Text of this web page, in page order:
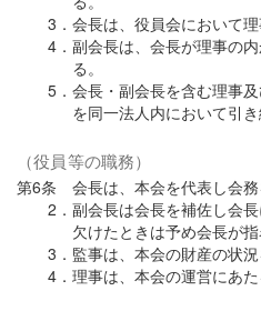
3．会長は、役員会において理
4．副会長は、会長が理事の
る。
5．会長・副会長を含む理事
を同一法人内において引き
（役員等の職務）
第6条 会長は、本会を代表し会務
2．副会長は会長を補佐し会
欠けたときは予め会長が
3．監事は、本会の財産の状況
4．理事は、本会の運営にあた